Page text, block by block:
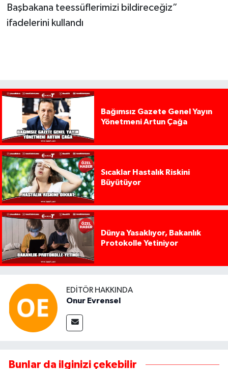
Başbakana teessüflerimizi bildireceğiz”
ifadelerini kullandı
Bağımsız Gazete Genel Yayın
Yönetmeni Artun Çağa
Sıcaklar Hastalık Riskini
Büyütüyor
Dünya Yasaklıyor, Bakanlık
Protokolle Yetiniyor
EDITÖR HAKKINDA
Onur Evrensel
Bunlar da ilginizi çekebilir